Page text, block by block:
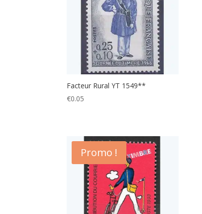
Facteur Rural YT 1549**
€0.05
Promo !